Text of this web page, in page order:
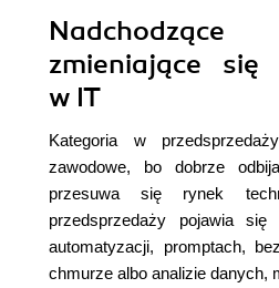
zmieniające się
w IT
Kategoria w
zawodowe, bo dobrze
przesuwa się rynek
przedsprzedaży pojawia
automatyzacji, promptach,
chmurze albo analizie danych,